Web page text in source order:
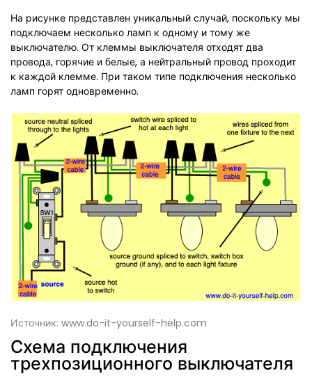
На рисунке представлен уникальный случай, поскольку мы
подключаем несколько ламп к одному и тому же
выключателю. От клеммы выключателя отходят два
провода, горячие и белые, а нейтральный провод проходит
к каждой клемме. При таком типе подключения несколько
ламп горят одновременно.
Источник: www.do-it-yourself-help.com
Схема подключения
трехпозиционного выключателя